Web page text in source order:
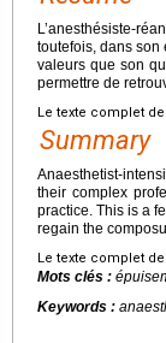
L’anesthésiste-
toutefois, dans
valeurs que son
permettre de
Le texte complet
Summary
Anaesthetist-
their complex
practice. This is a
regain the
Le texte complet
Mots clés :
Keywords :